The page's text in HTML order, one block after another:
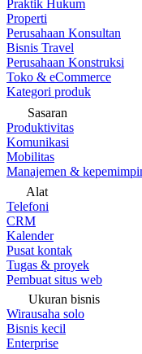
Praktik Hukum
Properti
Perusahaan Konsultan
Bisnis Travel
Perusahaan Konstruksi
Toko & eCommerce
Kategori produk
Sasaran
Produktivitas
Komunikasi
Mobilitas
Manajemen &
Alat
Telefoni
CRM
Kalender
Pusat kontak
Tugas & proyek
Pembuat situs web
Ukuran bisnis
Wirausaha solo
Bisnis kecil
Enterprise